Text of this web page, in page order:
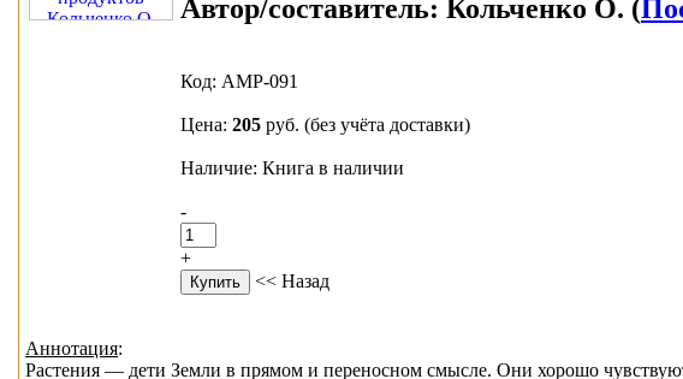
Автор/составитель: Кольченко О. (
Код: АМР-091
Цена: 205 руб. (без учёта доставки)
Наличие: Книга в наличии
-
+
<< Назад
Аннотация:
Растения — дети Земли в прямом и переносном смысле. Они хорошо